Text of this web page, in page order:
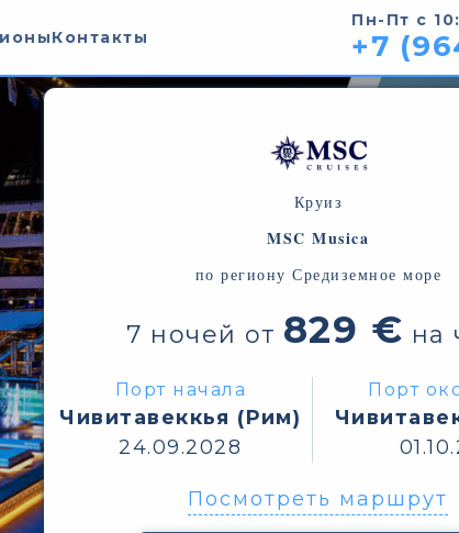
Контакты
Пн-Пт с
+7
Круиз
MSC Musica
по региону Средиземное море
7 ночей от 829 € на
Порт начала
Чивитавеккья (Рим)
24.09.2028
Порт
Посмотреть маршрут